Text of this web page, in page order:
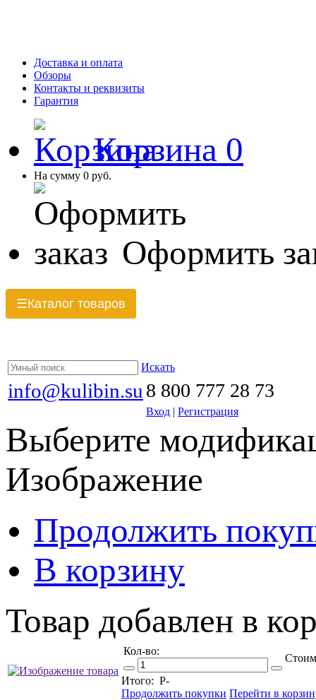
Доставка и оплата
Обзоры
Контакты и реквизиты
Гарантия
Корзина 0
На сумму 0 руб.
Оформить
☰Каталог товаров
Искать
info@kulibin.su 8 800 777 28 73
Вход | Регистрация
Выберите
Изображение
Продолжить
В корзину
Товар добавлен в
Кол-во:
Итого: Р-
Продолжить покупки Перейти в